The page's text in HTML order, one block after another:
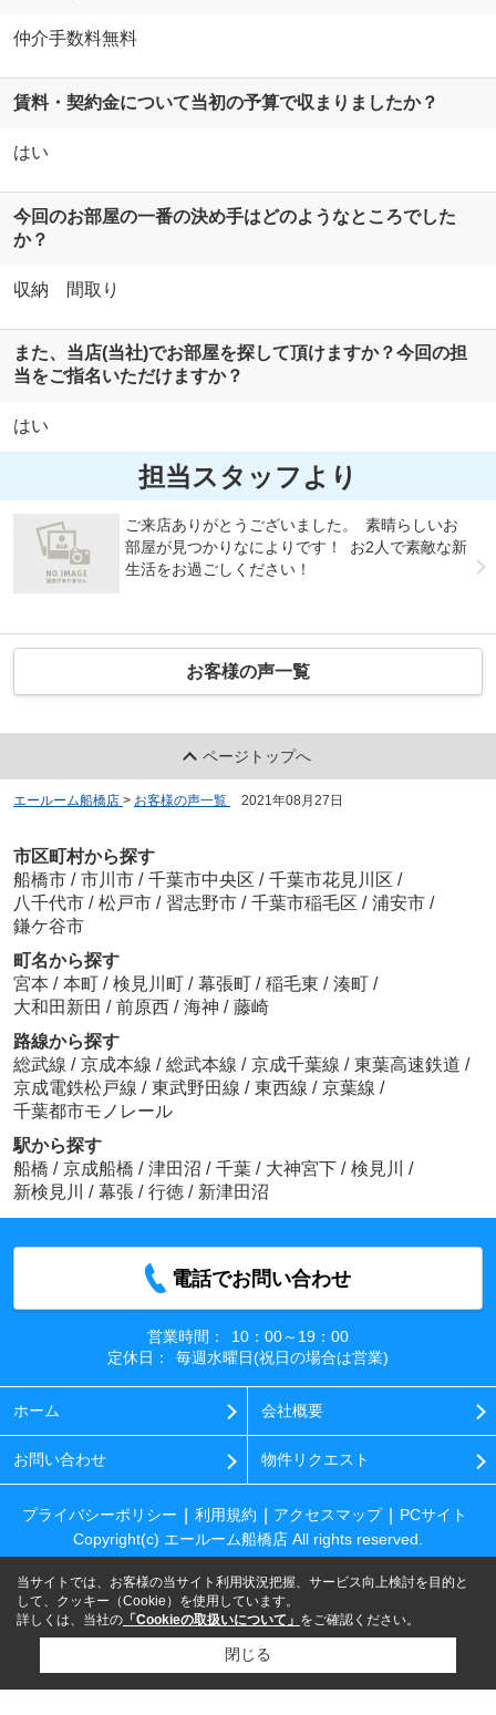
仲介手数料無料
賃料・契約金について当初の予算で収まりましたか？
はい
今回のお部屋の一番の決め手はどのようなところでした
か？
収納 間取り
また、当店(当社)でお部屋を探して頂けますか？今回の担
当をご指名いただけますか？
はい
担当スタッフより
ご来店ありがとうございました。 素晴らしいお
部屋が見つかりなによりです！ お2人で素敵な新
生活をお過ごしください！
お客様の声一覧
ページトップへ
エールーム船橋店 > お客様の声一覧 2021年08月27日
市区町村から探す
船橋市 / 市川市 / 千葉市中央区 / 千葉市花見川区 /
八千代市 / 松戸市 / 習志野市 / 千葉市稲毛区 / 浦安市 /
鎌ケ谷市
町名から探す
宮本 / 本町 / 検見川町 / 幕張町 / 稲毛東 / 湊町 /
大和田新田 / 前原西 / 海神 / 藤崎
路線から探す
総武線 / 京成本線 / 総武本線 / 京成千葉線 / 東葉高速鉄道 /
京成電鉄松戸線 / 東武野田線 / 東西線 / 京葉線 /
千葉都市モノレール
駅から探す
船橋 / 京成船橋 / 津田沼 / 千葉 / 大神宮下 / 検見川
/
新検見川
/ 幕張 / 行徳 / 新津田沼
電話でお問い合わせ
営業時間：
10：00～19：00
定休日：
毎週水曜日(祝日の場合は営業)
ホーム 会社概要
お問い合わせ 物件リクエスト
プライバシーポリシー 利用規約 アクセスマップ
PCサイト
Copyright(c) エールーム船橋店 All rights reserved.
当サイトでは、お客様の当サイト利用状況把握、サービス向上検討を目的と
して、クッキー（Cookie）を使用しています。
詳しくは、当社の 「Cookieの取扱いについて」 をご確認ください。
閉じる